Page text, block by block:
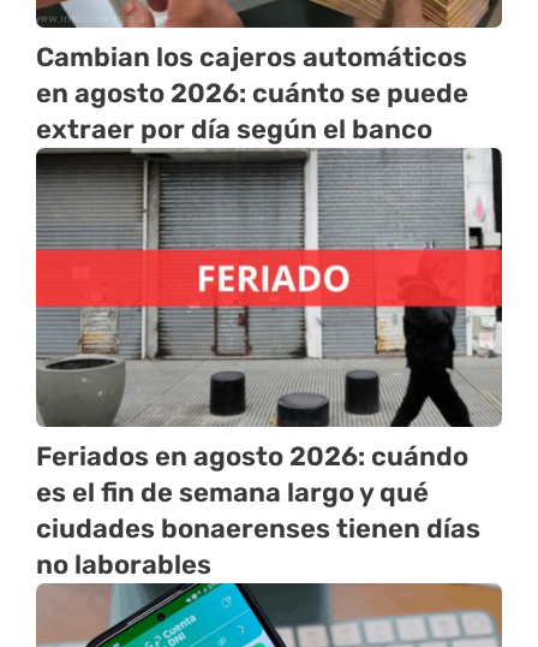
Cambian los cajeros automáticos
en agosto 2026: cuánto se puede
extraer por día según el banco
Feriados en agosto 2026: cuándo
es el fin de semana largo y qué
ciudades bonaerenses tienen días
no laborables